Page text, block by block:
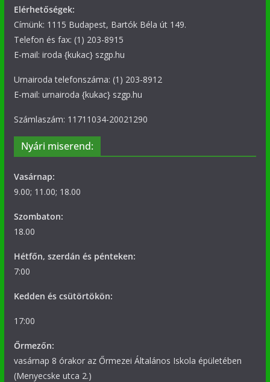
Elérhetőségek:
Címünk: 1115 Budapest, Bartók Béla út 149.
Telefon és fax: (1) 203-8915
E-mail: iroda {kukac} szgp.hu
Urnairoda telefonszáma: (1) 203-8912
E-mail: urnairoda {kukac} szgp.hu
Számlaszám: 11711034-20021290
Nyári miserend:
Vasárnap:
9.00; 11.00; 18.00
Szombaton:
18.00
Hétfőn, szerdán és pénteken:
7:00
Kedden és csütörtökön:
17:00
Őrmezőn:
vasárnap 8 órakor az Őrmezei Általános Iskola épületében
(Menyecske utca 2.)